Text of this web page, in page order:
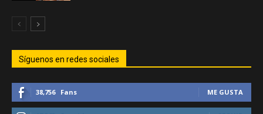
Síguenos en redes sociales
38,756 Fans ME GUSTA